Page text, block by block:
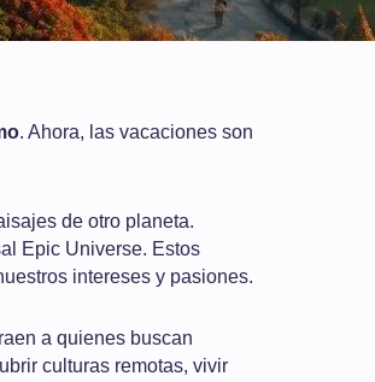
. Ahora, las vacaciones son
de otro planeta.
Epic Universe. Estos
intereses y pasiones.
a quienes buscan
culturas remotas, vivir